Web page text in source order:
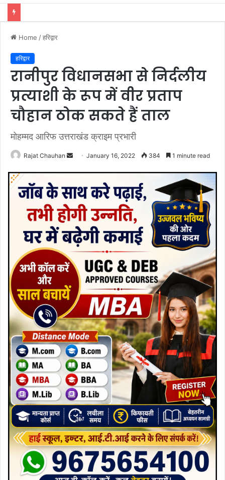
Home /हरिद्वार
हरिद्वार
रानीपुर विधानसभा से निर्दलीय
प्रत्याशी के रूप में वीर प्रताप
चौहान ठोक सकते हैं ताल
मोहम्मद आरिफ उत्तराखंड क्राइम प्रभारी
Rajat Chauhan
Send January 16, 2022 384 1 minute read